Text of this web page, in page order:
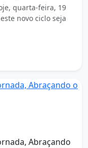
quarta-feira, 19
novo ciclo seja
Abraçando